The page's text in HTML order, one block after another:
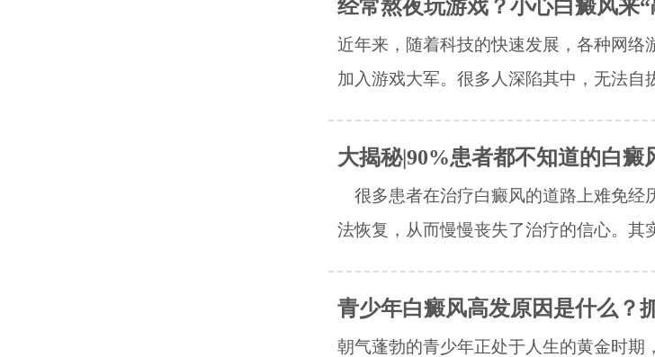
经常熬夜玩游戏？小心白癜风来“
近年来，随着科技的快速发展，各种网络
加入游戏大军。很多人深陷其中，无法自
大揭秘|90%患者都不知道的白癜
很多患者在治疗白癜风的道路上难免经
法恢复，从而慢慢丧失了治疗的信心。其
青少年白癜风高发原因是什么？
朝气蓬勃的青少年正处于人生的黄金时期